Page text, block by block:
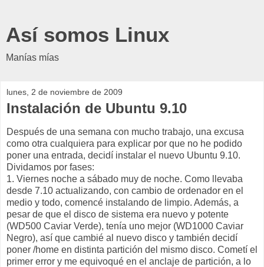
Así somos Linux
Manías mías
lunes, 2 de noviembre de 2009
Instalación de Ubuntu 9.10
Después de una semana con mucho trabajo, una excusa
como otra cualquiera para explicar por que no he podido
poner una entrada, decidí instalar el nuevo Ubuntu 9.10.
Dividamos por fases:
1. Viernes noche a sábado muy de noche. Como llevaba
desde 7.10 actualizando, con cambio de ordenador en el
medio y todo, comencé instalando de limpio. Además, a
pesar de que el disco de sistema era nuevo y potente
(WD500 Caviar Verde), tenía uno mejor (WD1000 Caviar
Negro), así que cambié al nuevo disco y también decidí
poner /home en distinta partición del mismo disco. Cometí el
primer error y me equivoqué en el anclaje de partición, a lo